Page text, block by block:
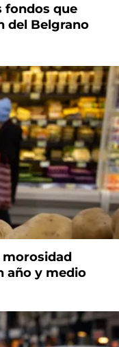
fondos que
del Belgrano
morosidad
año y medio